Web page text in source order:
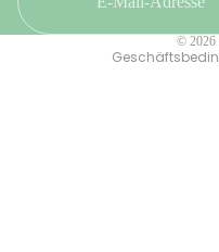
© 2026
Versand